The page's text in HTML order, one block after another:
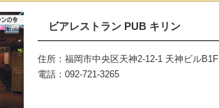
ビアレストラン PUB キリン
住所：福岡市中央区天神2-12-1 天神ビルB1F
電話：092-721-3265